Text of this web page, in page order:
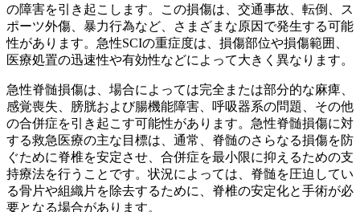
の障害を引き起こします。この損傷は、交通事故、転倒、ス
ポーツ外傷、暴力行為など、さまざまな原因で発生する可能
性があります。急性SCIの重症度は、損傷部位や損傷範囲、
医療処置の迅速性や有効性などによって大きく異なります。
急性脊髄損傷は、場合によっては完全または部分的な麻痺、
感覚喪失、膀胱および腸機能障害、呼吸器系の問題、その他
の合併症を引き起こす可能性があります。急性脊髄損傷に対
する救急医療の主な目標は、通常、脊髄のさらなる損傷を防
ぐために脊椎を安定させ、合併症を最小限に抑えるための支
持療法を行うことです。状況によっては、脊髄を圧迫してい
る骨片や組織片を除去するために、脊椎の安定化と手術が必
要となる場合があります。